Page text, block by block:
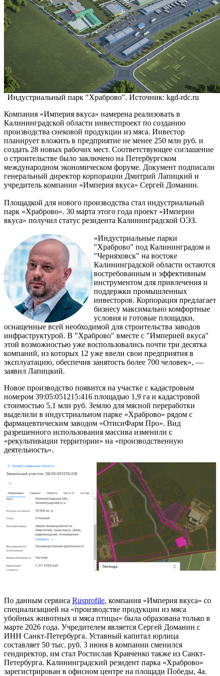
Индустриальный парк "Храброво". Источник: kgd-rdc.ru
Компания «Империя вкуса» намерена реализовать в
Калининградской области инвестпроект по созданию
производства снековой продукции из мяса. Инвестор
планирует вложить в предприятие не менее 250 млн руб. и
создать 28 новых рабочих мест. Соответствующее соглашение
о строительстве было заключено на Петербургском
международном экономическом форуме. Документ подписали
генеральный директор корпорации Дмитрий Лапицкий и
учредитель компании «Империя вкуса» Сергей Доманин.
Площадкой для нового производства стал индустриальный
парк «Храброво». 30 марта этого года проект «Империи
вкуса» получил статус резидента Калининградской ОЭЗ.
«Индустриальные парки
"Храброво" под Калининградом и
"Черняховск" на востоке
Калининградской области остаются
востребованным и эффективным
инструментом для привлечения и
поддержки промышленных
инвесторов. Корпорация предлагает
бизнесу максимально комфортные
условия и готовые площадки,
оснащенные всей необходимой для строительства заводов
инфраструктурой. В "Храброво" вместе с "Империей вкуса"
этой возможностью уже воспользовались почти три десятка
компаний, из которых 12 уже ввели свои предприятия в
эксплуатацию, обеспечив занятость более 700 человек», —
заявил Лапицкий.
Новое производство появится на участке с кадастровым
номером 39:05:051215:416 площадью 1,9 га и кадастровой
стоимостью 5,1 млн руб. Землю для мясной переработки
выделили в индустриальном парке «Храброво» рядом с
фармацевтическим заводом «ОтисиФарм Про». Вид
разрешенного использования массива изменили с
«рекультивации территории» на «производственную
деятельность».
По данным сервиса Rusprofile, компания «Империя вкуса» со
специализацией на «производстве продукции из мяса
убойных животных и мяса птицы» была образована только в
марте 2026 года. Учредителем является Сергей Доманин с
ИНН Санкт-Петербурга. Уставный капитал юрлица
составляет 50 тыс. руб. 3 июня в компании сменился
гендиректор, им стал Ростислав Кравченко также из Санкт-
Петербурга. Калининградский резидент парка «Храброво»
зарегистрирован в офисном центре на площади Победы, 4а.